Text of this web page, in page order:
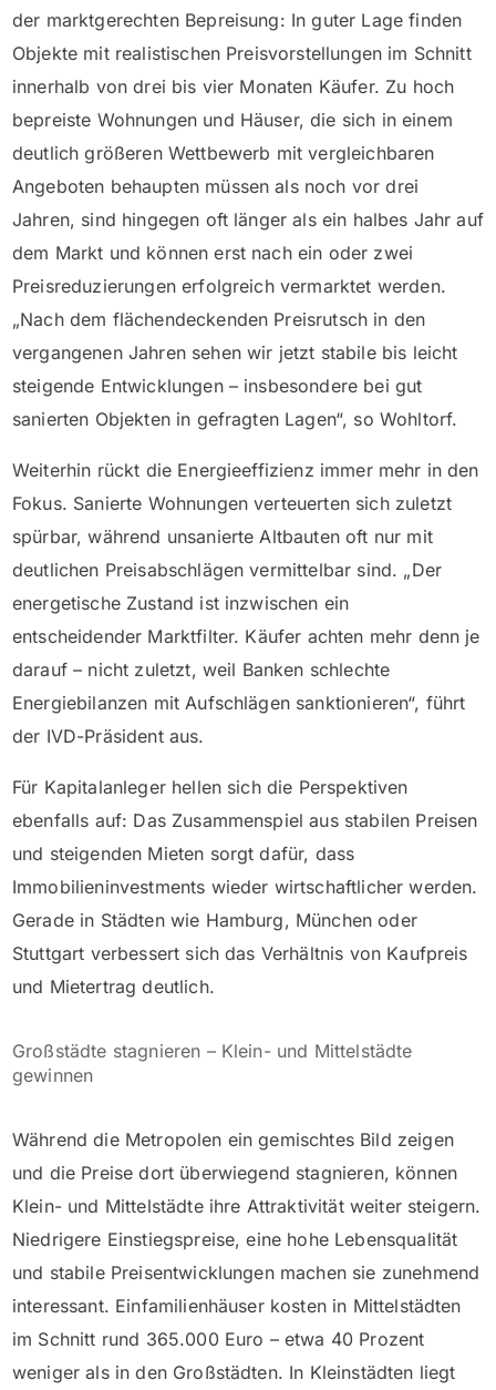
der marktgerechten Bepreisung: In guter Lage finden
Objekte mit realistischen Preisvorstellungen im Schnitt
innerhalb von drei bis vier Monaten Käufer. Zu hoch
bepreiste Wohnungen und Häuser, die sich in einem
deutlich größeren Wettbewerb mit vergleichbaren
Angeboten behaupten müssen als noch vor drei
Jahren, sind hingegen oft länger als ein halbes Jahr auf
dem Markt und können erst nach ein oder zwei
Preisreduzierungen erfolgreich vermarktet werden.
„Nach dem flächendeckenden Preisrutsch in den
vergangenen Jahren sehen wir jetzt stabile bis leicht
steigende Entwicklungen – insbesondere bei gut
sanierten Objekten in gefragten Lagen“, so Wohltorf.
Weiterhin rückt die Energieeffizienz immer mehr in den
Fokus. Sanierte Wohnungen verteuerten sich zuletzt
spürbar, während unsanierte Altbauten oft nur mit
deutlichen Preisabschlägen vermittelbar sind. „Der
energetische Zustand ist inzwischen ein
entscheidender Marktfilter. Käufer achten mehr denn je
darauf – nicht zuletzt, weil Banken schlechte
Energiebilanzen mit Aufschlägen sanktionieren“, führt
der IVD-Präsident aus.
Für Kapitalanleger hellen sich die Perspektiven
ebenfalls auf: Das Zusammenspiel aus stabilen Preisen
und steigenden Mieten sorgt dafür, dass
Immobilieninvestments wieder wirtschaftlicher werden.
Gerade in Städten wie Hamburg, München oder
Stuttgart verbessert sich das Verhältnis von Kaufpreis
und Mietertrag deutlich.
Großstädte stagnieren – Klein- und Mittelstädte
gewinnen
Während die Metropolen ein gemischtes Bild zeigen
und die Preise dort überwiegend stagnieren, können
Klein- und Mittelstädte ihre Attraktivität weiter steigern.
Niedrigere Einstiegspreise, eine hohe Lebensqualität
und stabile Preisentwicklungen machen sie zunehmend
interessant. Einfamilienhäuser kosten in Mittelstädten
im Schnitt rund 365.000 Euro – etwa 40 Prozent
weniger als in den Großstädten. In Kleinstädten liegt